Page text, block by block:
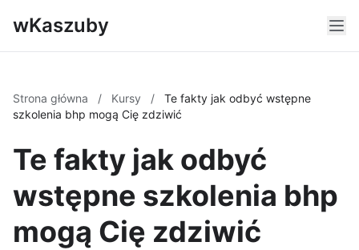
wKaszuby
Strona główna / Kursy /
Te fakty jak odbyć wstępne
szkolenia bhp mogą Cię zdziwić
Te fakty jak odbyć
wstępne szkolenia bhp
mogą Cię zdziwić